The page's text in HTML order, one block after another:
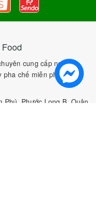
cung cấp nguyên
pha chế miễn phí cho
Phú, Phước Long B, Quận